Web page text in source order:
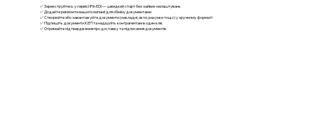
✅ Зареєструйтесь у сервісі iFin EDI — швидкий старт без зайвих налаштувань
✅ Додайте реквізити вашої компанії для обміну документами
✅ Створюйте або завантажуйте документи (накладні, акти, рахунки тощо) у зручному форматі
✅ Підпишіть документи КЕП та надішліть контрагентам в один клік
✅ Отримайте підтвердження про доставку та підписання документів